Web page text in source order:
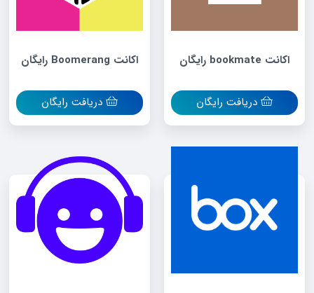
اکانت bookmate رایگان
دریافت رایگان
اکانت Boomerang رایگان
دریافت رایگان